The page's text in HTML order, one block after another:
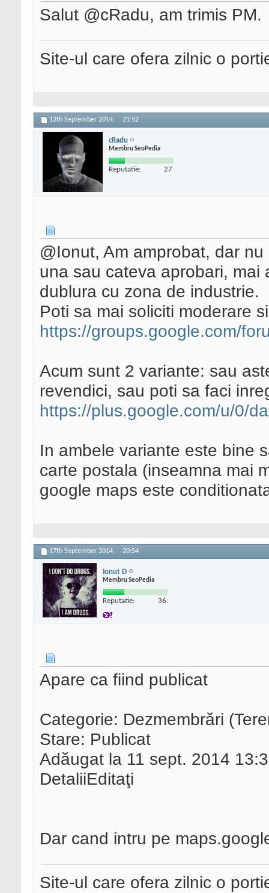
Salut @cRadu, am trimis PM.
Site-ul care ofera zilnic o
12th September 2014, 21:52
cRadu
Membru SeoPedia
Reputatie: 27
@Ionut, Am amprobat, dar
una sau cateva aprobari,
dublura cu zona de industrie.
Poti sa mai soliciti moderare
https://groups.google.com/
Acum sunt 2 variante: sau
revendici, sau poti sa faci
https://plus.google.com/u/0/
In ambele variante este bine
carte postala (inseamna mai
google maps este
17th September 2014, 20:54
Ionut D
Membru SeoPedia
Reputatie: 36
Apare ca fiind publicat
Categorie: Dezmembrări
Stare: Publicat
Adăugat la 11 sept. 2014
DetaliiEditaţi
Dar cand intru pe
Site-ul care ofera zilnic o